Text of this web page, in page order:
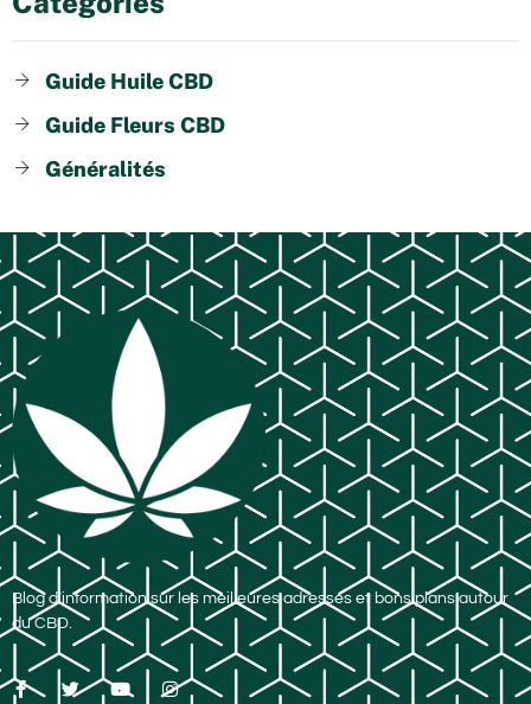
Guide Huile CBD
Guide Fleurs CBD
Généralités
Blog d’information sur les meilleures adresses et bons plans autour
du CBD.